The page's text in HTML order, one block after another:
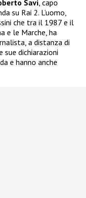
Savi , capo
su Rai 2. L’uomo,
che tra il 1987 e il
e le Marche, ha
a distanza di
sue dichiarazioni
e hanno anche